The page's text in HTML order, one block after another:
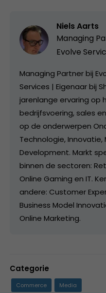
Niels Aarts
Managing
Evolve
Managing Partner bij
Services | Eigenaar bij
jarenlange ervaring op
bedrijfsvoering, sales
op de onderwerpen
Technologie, Innovatie,
Development. Markt
binnen de sectoren:
Online Gaming en IT.
andere: Customer
Business Model
Online Marketing.
Categorie
Commerce Media